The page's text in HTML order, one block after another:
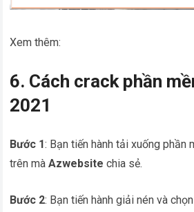
Xem thêm:
6. Cách crack phần
2021
Bước 1: Bạn tiến hành tải xuống phần
trên màAzwebsite chia sẻ.
Bước 2: Bạn tiến hành giải nén và